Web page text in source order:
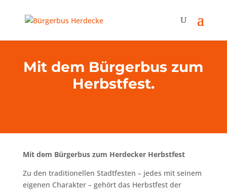
Mit dem Bürgerbus zum
Herbstfest.
Mit dem Bürgerbus zum Herdecker Herbstfest
Zu den traditionellen Stadtfesten – jedes mit seinem
eigenen Charakter – gehört das Herbstfest der